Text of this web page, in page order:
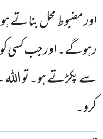
اور مضبوط محل بناتے
رہوگے۔ اور جب کسی
سے پکڑتے ہو۔ تو
کرو۔